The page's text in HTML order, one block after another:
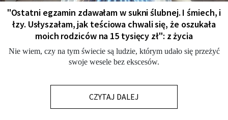
"Ostatni egzamin zdawałam w sukni ślubnej. I śmiech, i
łzy. Usłyszałam, jak teściowa chwali się, że oszukała
moich rodziców na 15 tysięcy zł": z życia
Nie wiem, czy na tym świecie są ludzie, którym udało się przeżyć
swoje wesele bez ekscesów.
CZYTAJ DALEJ